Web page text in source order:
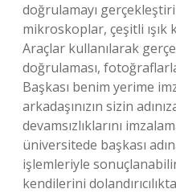
doğrulamayı
mikroskoplar, çeşitli ışık
Araçlar kullanılarak
doğrulaması,
Başkası benim yerime
arkadaşınızın sizin
devamsızlıklarını
üniversitede başkası
işlemleriyle
kendilerini